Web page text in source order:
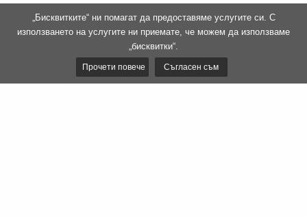
„Бисквитките“ ни помагат да предоставяме услугите си. С
използването на услугите ни приемате, че можем да използваме
„бисквитки“.
Прочети повече Съгласен съм